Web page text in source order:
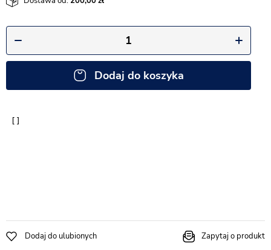
Dodaj do koszyka
Dodaj do ulubionych Zapytaj o produkt